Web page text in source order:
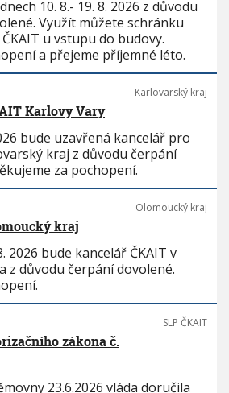
10. 8.- 19. 8. 2026 z důvodu
Využít můžete schránku
u vstupu do budovy.
a přejeme příjemné léto.
Karlovarský kraj
Karlovy Vary
bude uzavřená kancelář pro
kraj z důvodu čerpání
za pochopení.
Olomoucký kraj
kraj
2026 bude kancelář ČKAIT v
z důvodu čerpání dovolené.
SLP ČKAIT
zákona č.
23.6.2026 vláda doručila